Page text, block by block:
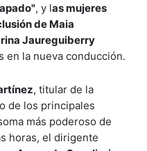
, y las mujeres
de Maia
Jaureguiberry
en la nueva conducción.
, titular de la
de los principales
más poderoso de
horas, el dirigente